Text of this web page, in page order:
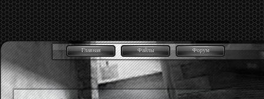
Главная Файлы Форум